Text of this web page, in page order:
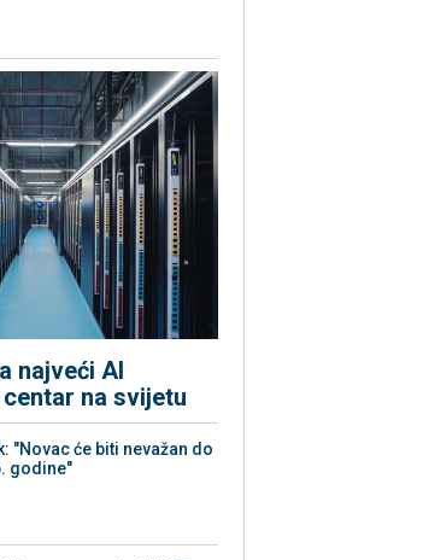
najveći AI
na svijetu
"Novac će biti nevažan do
godine"